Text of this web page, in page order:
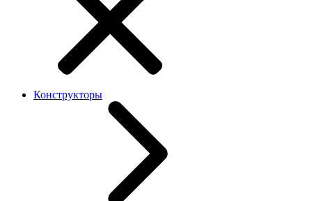
Конструкторы